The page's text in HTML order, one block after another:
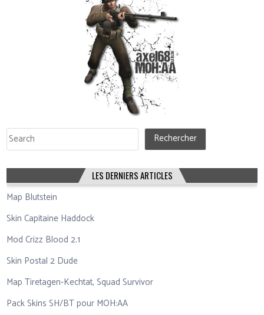
Rechercher Rechercher
LES DERNIERS ARTICLES
Map Blutstein
Skin Capitaine Haddock
Mod Crizz Blood 2.1
Skin Postal 2 Dude
Map Tiretagen-Kechtat, Squad Survivor
Pack Skins SH/BT pour MOH:AA